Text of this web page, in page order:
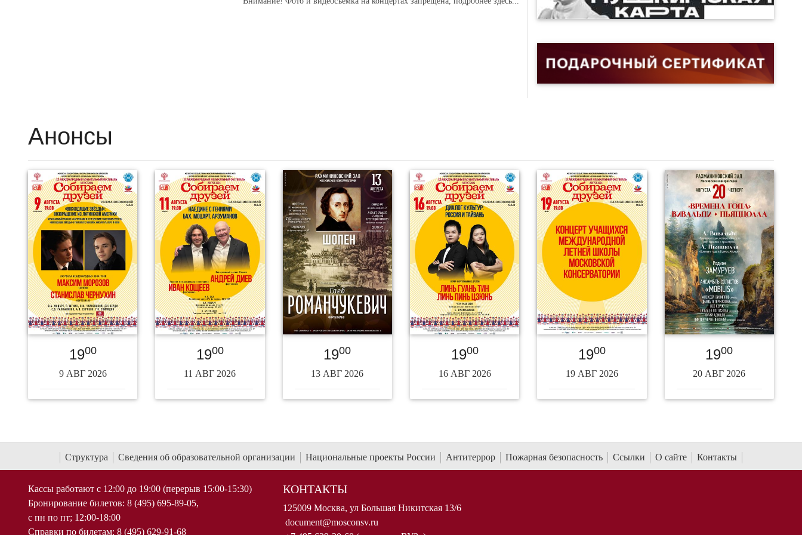
Анонсы
1900
9 АВГ 2026
1900
11 АВГ 2026
1900
13 АВГ 2026
1900
16 АВГ 2026
1900
19 АВГ 2026
1900
20 АВГ 2026
Структура Сведения об образовательной организации Национальные проекты России Антитеррор Пожарная безопасность Ссылки О сайте Контакты
Кассы работают с 12:00 до 19:00 (перерыв 15:00-15:30)
Бронирование билетов: 8 (495) 695-89-05,
с пн по пт; 12:00-18:00
Справки по билетам: 8 (495) 629-91-68
КОНТАКТЫ
125009 Москва, ул Большая Никитская 13/6
document@mosconsv.ru